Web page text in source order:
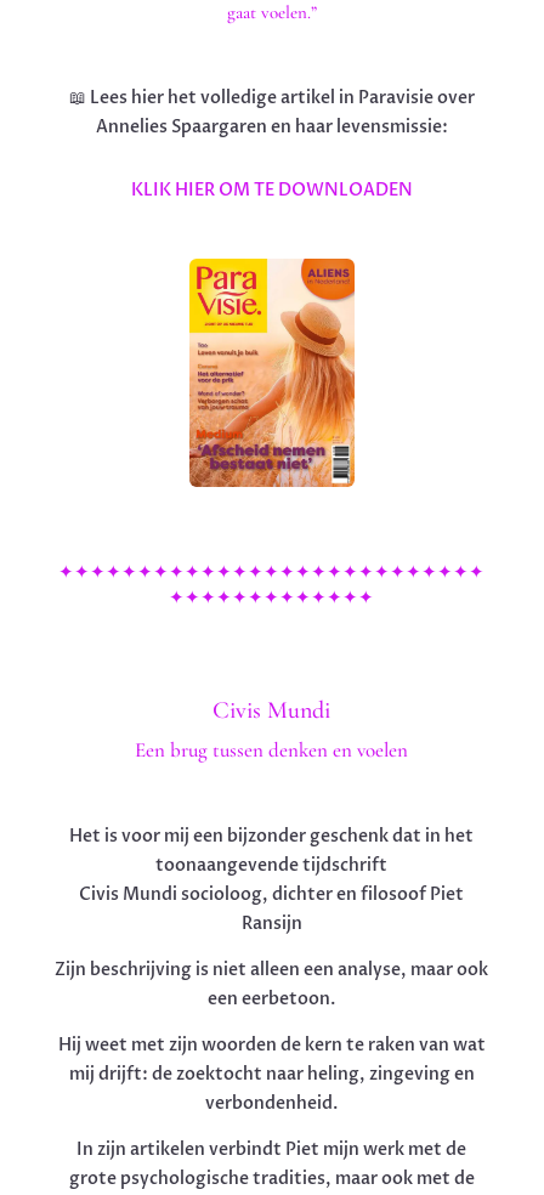
gaat voelen.”
📖 Lees hier het volledige artikel in Paravisie over
Annelies Spaargaren en haar levensmissie:
KLIK HIER OM TE DOWNLOADEN
✦✦✦✦✦✦✦✦✦✦✦✦✦✦✦✦✦✦✦✦✦✦✦✦✦✦✦
✦✦✦✦✦✦✦✦✦✦✦✦✦
Civis Mundi
Een brug tussen denken en voelen
Het is voor mij een bijzonder geschenk dat in het
toonaangevende tijdschrift
Civis Mundi socioloog, dichter en filosoof Piet
Ransijn
Zijn beschrijving is niet alleen een analyse, maar ook
een eerbetoon.
Hij weet met zijn woorden de kern te raken van wat
mij drijft: de zoektocht naar heling, zingeving en
verbondenheid.
In zijn artikelen verbindt Piet mijn werk met de
grote psychologische tradities, maar ook met de